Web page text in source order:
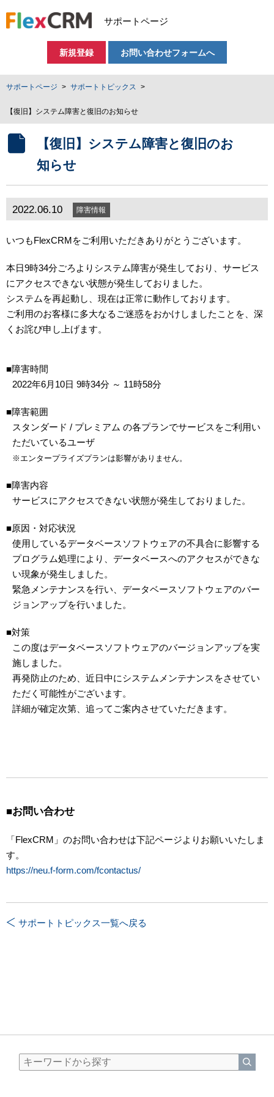
サポートページ
新規登録 お問い合わせフォームへ
サポートページ サポートトピックス
【復旧】システム障害と復旧のお知らせ
【復旧】システム障害と復旧のお
知らせ
2022.06.10 障害情報
いつもFlexCRMをご利用いただきありがとうございます。
本日9時34分ごろよりシステム障害が発生しており、サービス
にアクセスできない状態が発生しておりました。
システムを再起動し、現在は正常に動作しております。
ご利用のお客様に多大なるご迷惑をおかけしましたことを、深
くお詫び申し上げます。
■障害時間
2022年6月10日 9時34分 ～ 11時58分
■障害範囲
スタンダード / プレミアム の各プランでサービスをご利用い
ただいているユーザ
※エンタープライズプランは影響がありません。
■障害内容
サービスにアクセスできない状態が発生しておりました。
■原因・対応状況
使用しているデータベースソフトウェアの不具合に影響する
プログラム処理により、データベースへのアクセスができな
い現象が発生しました。
緊急メンテナンスを行い、データベースソフトウェアのバー
ジョンアップを行いました。
■対策
この度はデータベースソフトウェアのバージョンアップを実
施しました。
再発防止のため、近日中にシステムメンテナンスをさせてい
ただく可能性がございます。
詳細が確定次第、追ってご案内させていただきます。
■お問い合わせ
「FlexCRM」のお問い合わせは下記ページよりお願いいたしま
す。
https://neu.f-form.com/fcontactus/
サポートトピックス一覧へ戻る